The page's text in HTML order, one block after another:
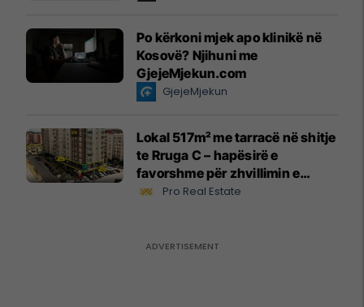
Po kërkoni mjek apo klinikë në
Kosovë? Njihuni me
GjejeMjekun.com
GjejeMjekun
Lokal 517m² me tarracë në shitje
te Rruga C – hapësirë e
favorshme për zhvillimin e
biznesit #15796
Pro Real Estate